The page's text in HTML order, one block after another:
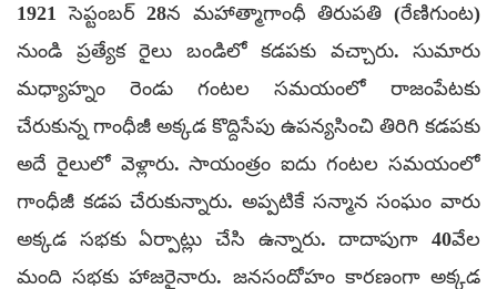
1921 సెప్టంబర్ 28న మహాత్మాగాంధీ తిరుపతి (రేణిగుంట)
నుండి ప్రత్యేక రైలు బండిలో కడపకు వచ్చారు. సుమారు
మధ్యాహ్నం రెండు గంటల సమయంలో రాజంపేటకు
చేరుకున్న గాంధీజీ అక్కడ కొద్దిసేపు ఉపన్యసించి తిరిగి కడపకు
అదే రైలులో వెళ్లారు. సాయంత్రం ఐదు గంటల సమయంలో
గాంధీజీ కడప చేరుకున్నారు. అప్పటికే సన్మాన సంఘం వారు
అక్కడ సభకు ఏర్పాట్లు చేసి ఉన్నారు. దాదాపుగా 40వేల
మంది సభకు హాజరైనారు. జనసందోహం కారణంగా అక్కడ